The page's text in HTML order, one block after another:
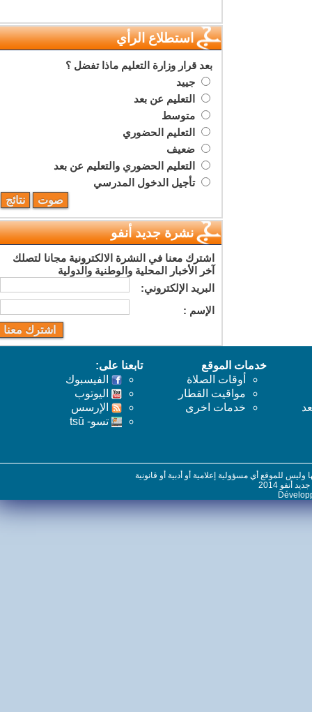
استطلاع الرأي
بعد قرار وزارة التعليم ماذا تفضل ؟
جييد
التعليم عن بعد
متوسط
التعليم الحضوري
ضعيف
التعليم الحضوري والتعليم عن بعد
تأجيل الدخول المدرسي
نشرة جديد أنفو
اشترك معنا في النشرة الالكترونية مجانا لتصلك
آخر الأخبار المحلية والوطنية والدولية
البريد اﻹلكتروني:
اﻹسم :
خدمات الموقع
أوقات الصلاة
مواقيت القطار
خدمات اخرى
تابعنا على:
الفيسبوك
اليوتوب
اﻹرسس
تسو- tsū
للموقع أي مسؤولية إعلامية أو أدبية أو قانونية
2014